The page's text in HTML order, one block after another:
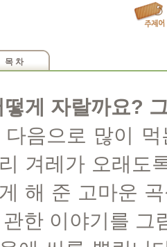
목 차
떻게 자랄까요?
다음으로 많이
겨레가 오래도
해 준 고마운
한 이야기를 그